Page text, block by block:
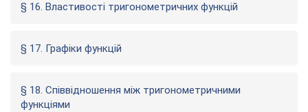
§ 16. Властивості тригонометричних функцій
§ 17. Графіки функцій
§ 18. Співвідношення між тригонометричними
функціями